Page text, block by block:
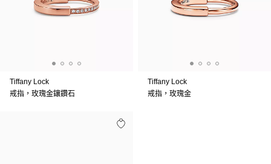
Tiffany Lock
戒指，玫瑰金鑲鑽石
Tiffany Lock
戒指，玫瑰金